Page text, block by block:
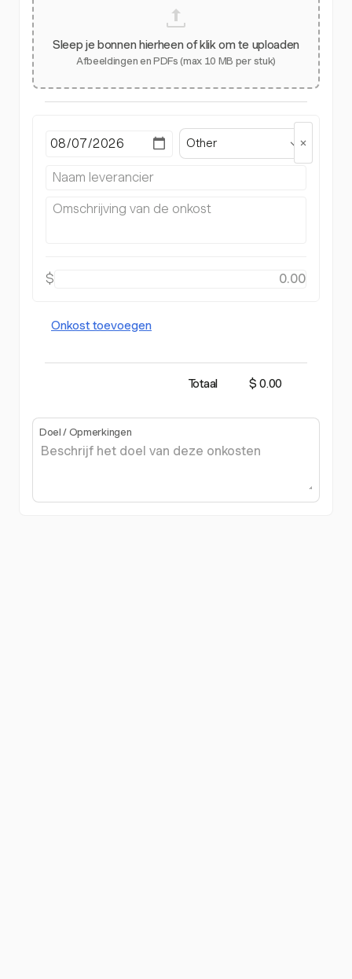
Sleep je bonnen hierheen of klik om te uploaden
Afbeeldingen en PDFs (max 10 MB per stuk)
Other
$
Onkost toevoegen
Totaal $ 0.00
Doel / Opmerkingen